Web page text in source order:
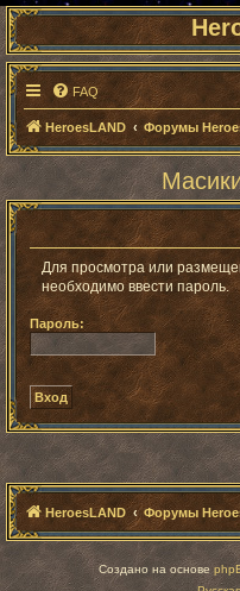
FAQ
HeroesLAND Форумы
Для просмотра или
необходимо ввести пароль.
Пароль:
HeroesLAND Форумы
Создано на основе